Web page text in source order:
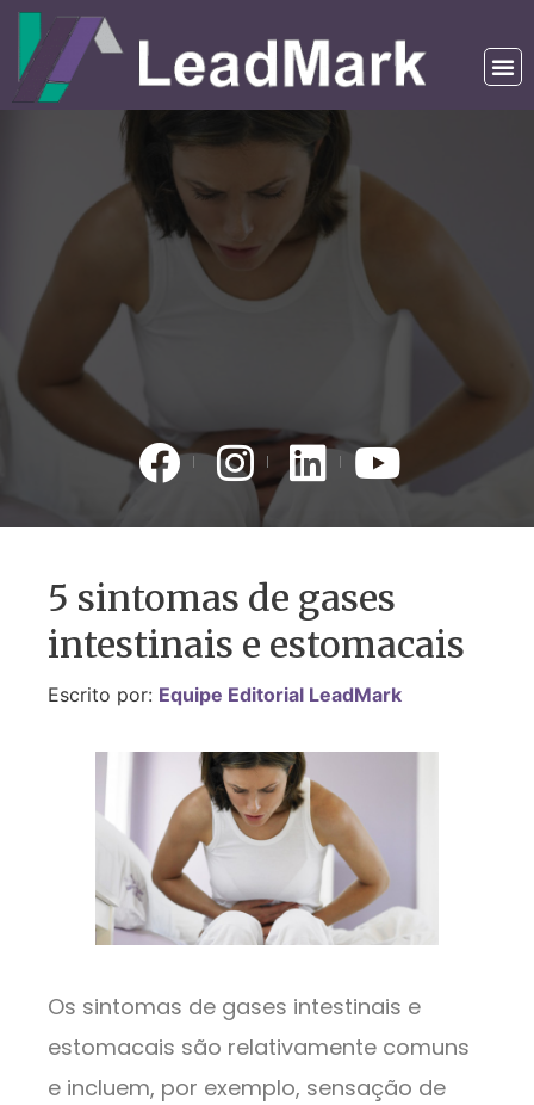
5 sintomas de gases
intestinais e estomacais
Escrito por: Equipe Editorial LeadMark
Os sintomas de gases intestinais e
estomacais são relativamente comuns
e incluem, por exemplo, sensação de